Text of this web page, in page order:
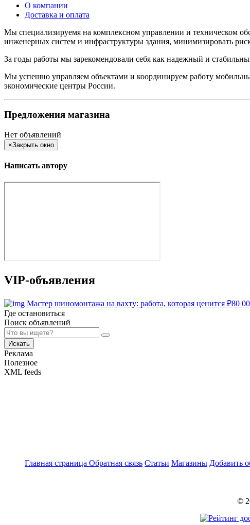
О компании
Доставка и оплата
Мы специализируемя на комплексном управлении и техническом
инженерных систем и инфраструктуры здания, минимизировать
За годы работы мы зарекомендовали себя как надежный и
Мы успешно управляем объектами и координируем работу
экономические центры России.
Предложения магазина
Нет объявлений
×Закрыть окно
Написать автору
VIP-объявления
Мастер шиномонтажа на вахту: работа, которая ценится ₽80
Где остановиться
Поиск объявлений
Искать
Реклама
Полезное
XML feeds
Главная страница Обратная связь Статьи Магазины Добавить
©